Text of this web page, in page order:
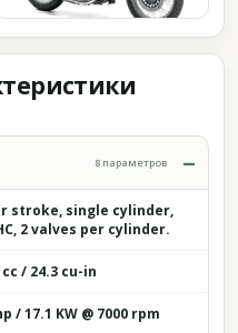
8 параметров
stroke, single cylinder,
2 valves per cylinder.
cc / 24.3 cu-in
/ 17.1 KW @ 7000 rpm